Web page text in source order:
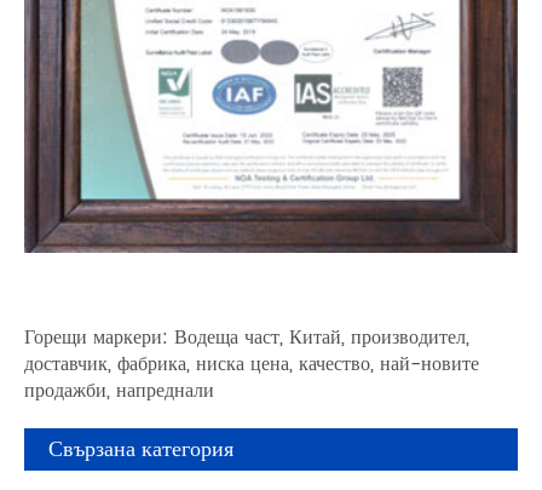
Горещи маркери: Водеща част, Китай, производител,
доставчик, фабрика, ниска цена, качество, най-новите
продажби, напреднали
Свързана категория